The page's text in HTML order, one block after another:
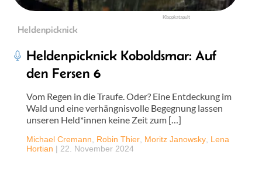
Klappkatapult
Heldenpicknick
Heldenpicknick Koboldsmar: Auf
den Fersen 6
Vom Regen in die Traufe. Oder? Eine Entdeckung im
Wald und eine verhängnisvolle Begegnung lassen
unseren Held*innen keine Zeit zum […]
Michael Cremann Robin Thier Moritz Janowsky Lena
Hortian | 22. November 2024